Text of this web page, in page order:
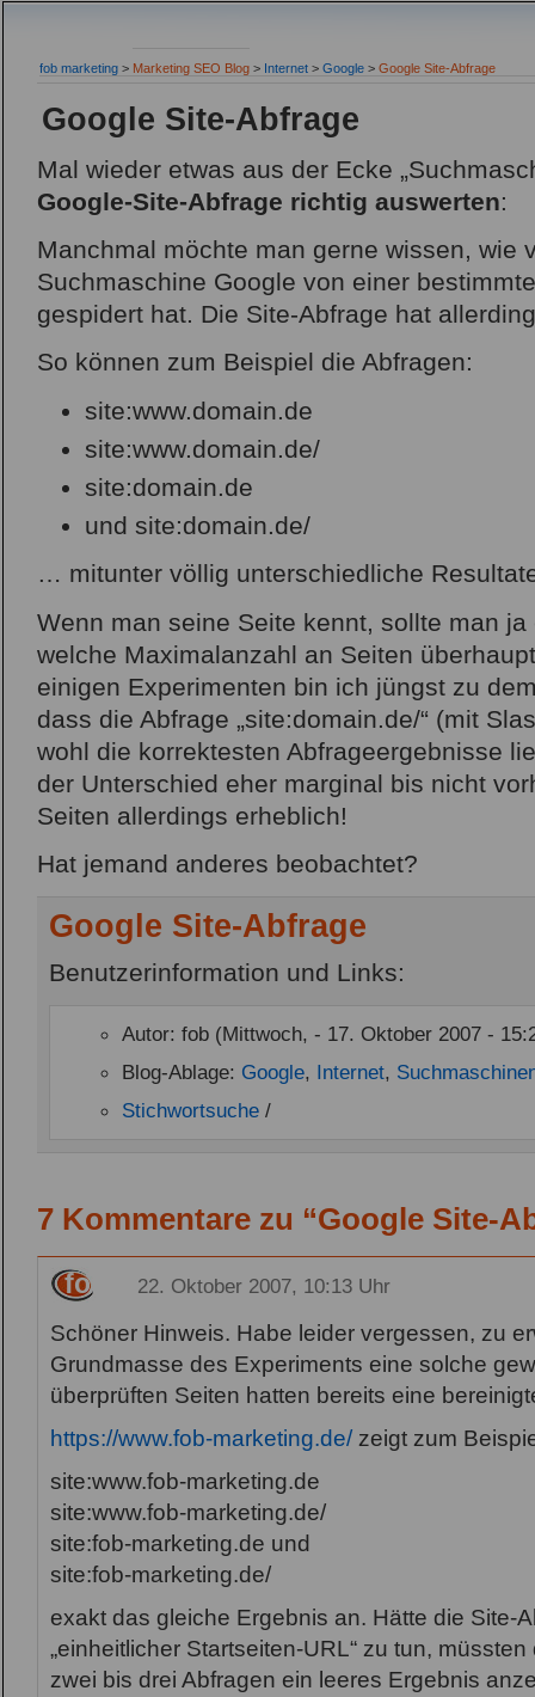
fob marketing > Marketing SEO Blog > Internet > Google > Google Site-Abfrage
Google Site-Abfrage
Mal wieder etwas aus der Ecke
Google-Site-Abfrage richtig auswerten:
Manchmal möchte man gerne wissen, wie
Suchmaschine Google von einer
gespidert hat. Die Site-Abfrage hat
So können zum Beispiel die Abfragen:
site:www.domain.de
site:www.domain.de/
site:domain.de
und site:domain.de/
… mitunter völlig unterschiedliche
Wenn man seine Seite kennt, sollte man
welche Maximalanzahl an Seiten
einigen Experimenten bin ich jüngst zu
dass die Abfrage „site:domain.de/“ (mit
wohl die korrektesten Abfrageergebnisse
der Unterschied eher marginal bis nicht
Seiten allerdings erheblich!
Hat jemand anderes beobachtet?
Google Site-Abfrage
Benutzerinformation und Links:
Autor: fob (Mittwoch, - 17. Oktober 2007 -
Blog-Ablage: Google, Internet,
Stichwortsuche /
7 Kommentare zu “Google Site-
fob 22. Oktober 2007, 10:13 Uhr
Schöner Hinweis. Habe leider vergessen, zu
Grundmasse des Experiments eine solche
überprüften Seiten hatten bereits eine
https://www.fob-marketing.de/ zeigt zum
site:www.fob-marketing.de
site:www.fob-marketing.de/
site:fob-marketing.de und
site:fob-marketing.de/
exakt das gleiche Ergebnis an. Hätte die Site-
„einheitlicher Startseiten-URL“ zu tun,
zwei bis drei Abfragen ein leeres Ergebnis